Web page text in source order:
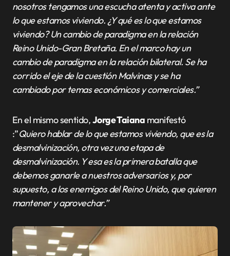
nosotros tengamos una escucha atenta y activa ante
lo que estamos viviendo. ¿Y qué es lo que estamos
viviendo? Un cambio de paradigma en la relación
Reino Unido-Gran Bretaña. En el marco hay un
cambio de paradigma en la relación bilateral. Se ha
corrido el eje de la cuestión Malvinas y se ha
cambiado por temas económicos y comerciales.”
En el mismo sentido,Jorge Taiana manifestó
:”Quiero hablar de lo que estamos viviendo, que es la
desmalvinización, otra vez una etapa de
desmalvinización. Y esa es la primera batalla que
debemos ganarle a nuestros adversarios y, por
supuesto, a los enemigos del Reino Unido, que quieren
mantener y aprovechar.”